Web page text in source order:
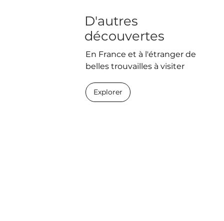
D'autres
découvertes
En France et à l'étranger de
belles trouvailles à visiter
Explorer